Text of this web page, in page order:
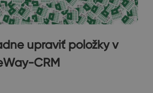
upraviť položky v
CRM